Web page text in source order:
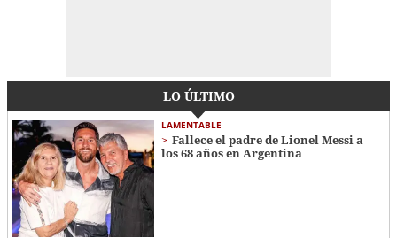
LO ÚLTIMO
LAMENTABLE
Fallece el padre de Lionel Messi a
los 68 años en Argentina